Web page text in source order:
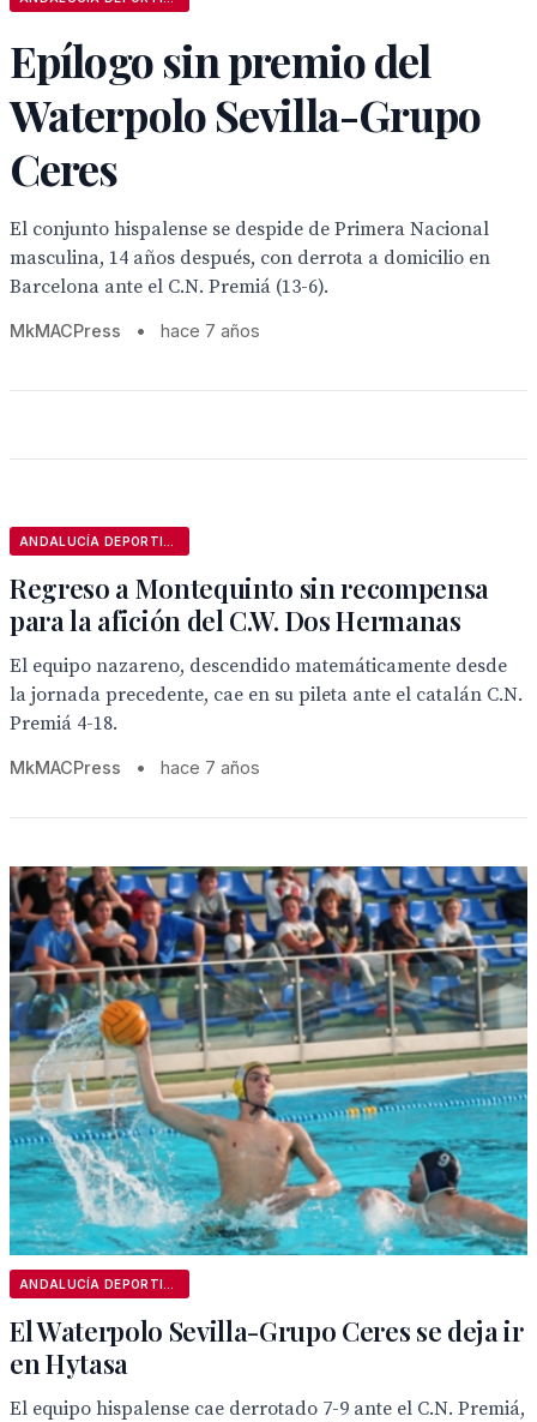
Epílogo sin premio del
Waterpolo Sevilla-Grupo
Ceres
El conjunto hispalense se despide de Primera Nacional
masculina, 14 años después, con derrota a domicilio en
Barcelona ante el C.N. Premiá (13-6).
MkMACPress • hace 7 años
Regreso a Montequinto sin recompensa
para la afición del C.W. Dos Hermanas
El equipo nazareno, descendido matemáticamente desde
la jornada precedente, cae en su pileta ante el catalán C.N.
Premiá 4-18.
MkMACPress • hace 7 años
El Waterpolo Sevilla-Grupo Ceres se deja ir
en Hytasa
El equipo hispalense cae derrotado 7-9 ante el C.N. Premiá,